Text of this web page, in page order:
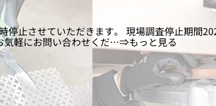
止させていただきます。 現場調査停止期間
気軽にお問い合わせくだ…⇒もっと見る